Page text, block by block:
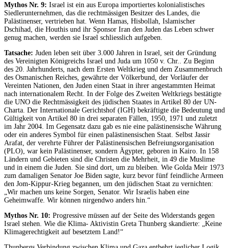
Mythos Nr. 9: Israel ist ein aus Europa importiertes kolonialistisches
Siedlerunternehmen, das die rechtmässigen Besitzer des Landes, die
Palästinenser, vertrieben hat. Wenn Hamas, Hisbollah, Islamischer
Dschihad, die Houthis und ihr Sponsor Iran den Juden das Leben schwer
genug machen, werden sie Israel schliesslich aufgeben.
Tatsache: Juden leben seit über 3.000 Jahren in Israel, seit der Gründung
des Vereinigten Königreichs Israel und Juda um 1050 v. Chr.. Zu Beginn
des 20. Jahrhunderts, nach dem Ersten Weltkrieg und dem Zusammenbruch
des Osmanischen Reiches, gewährte der Völkerbund, der Vorläufer der
Vereinten Nationen, den Juden einen Staat in ihrer angestammten Heimat
nach internationalem Recht. In der Folge des Zweiten Weltkriegs bestätigte
die UNO die Rechtmässigkeit des jüdischen Staates in Artikel 80 der UN-
Charta. Der Internationale Gerichtshof (IGH) bekräftigte die Bedeutung und
Gültigkeit von Artikel 80 in drei separaten Fällen, 1950, 1971 und zuletzt
im Jahr 2004. Im Gegensatz dazu gab es nie eine palästinensische Währung
oder ein anderes Symbol für einen palästinensischen Staat. Selbst Jassir
Arafat, der verehrte Führer der Palästinensischen Befreiungsorganisation
(PLO), war kein Palästinenser, sondern Ägypter, geboren in Kairo. In 158
Ländern und Gebieten sind die Christen die Mehrheit, in 49 die Muslime
und in einem die Juden. Sie sind dort, um zu bleiben. Wie Golda Meir 1973
zum damaligen Senator Joe Biden sagte, kurz bevor fünf feindliche Armeen
den Jom-Kippur-Krieg begannen, um den jüdischen Staat zu vernichten:
„Wir machen uns keine Sorgen, Senator. Wir Israelis haben eine
Geheimwaffe. Wir können nirgendwo anders hin.“
Mythos Nr. 10: Progressive müssen auf der Seite des Widerstands gegen
Israel stehen. Wie die Klima- Aktivistin Greta Thunberg skandierte: „Keine
Klimagerechtigkeit auf besetztem Land!“